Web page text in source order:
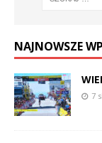
NAJNOWSZE
7